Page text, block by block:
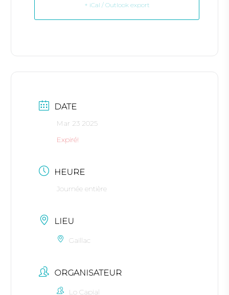
+ iCal / Outlook export
DATE
Mar 23 2025
Expiré!
HEURE
Journée entière
LIEU
Gaillac
ORGANISATEUR
Lo Capial